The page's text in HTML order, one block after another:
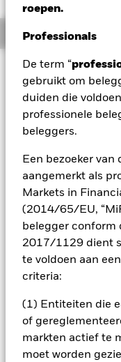
roepen.
Professionals
De term “
gebruikt om
duiden die
professionele
beleggers.
Een bezoeker van
aangemerkt als
Markets in
(2014/65/EU,
belegger conform
2017/1129 dient
te voldoen aan
criteria:
(1) Entiteiten die
of
markten actief te
moet worden
Overzicht
kan worden
aandelenmarkten. Tot
zijn, behoren politiek
bedrijven. Actief
middel van derivaten
veranderingen in de
de valutablootstelling
waarde stijgt, is het
van een dergelijke
ondernemingen uit
bepaalde activiteiten
ESG-criteria.
te maken over de
de waarde van de
met een fonds